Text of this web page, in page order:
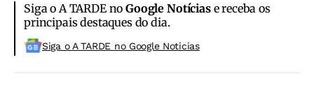
Siga o A TARDE noGoogle Notíciase receba os
principais destaques do dia.
Siga o A TARDE no Google Noticias